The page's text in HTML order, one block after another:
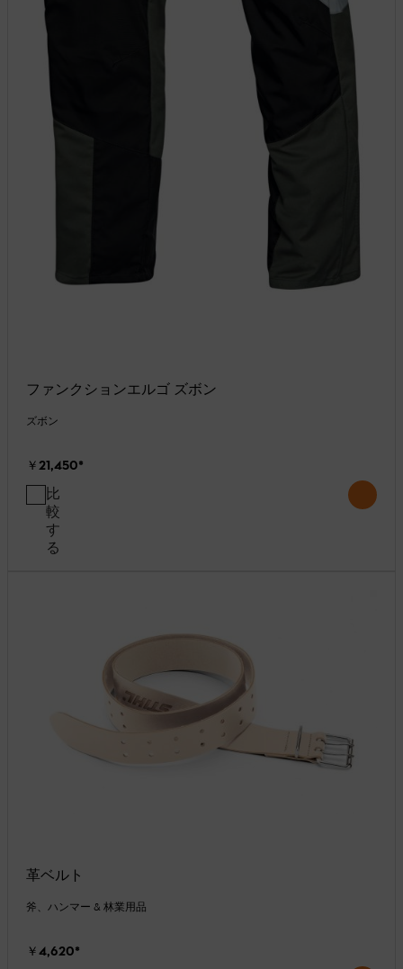
ファンクションエルゴ ズボン
ズボン
￥21,450*
比
較
す
る
革ベルト
斧、ハンマー & 林業用品
￥4,620*